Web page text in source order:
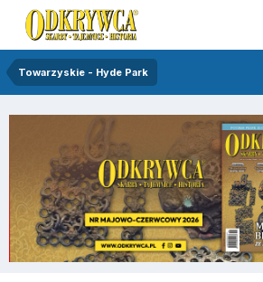
Towarzyskie - Hyde Park